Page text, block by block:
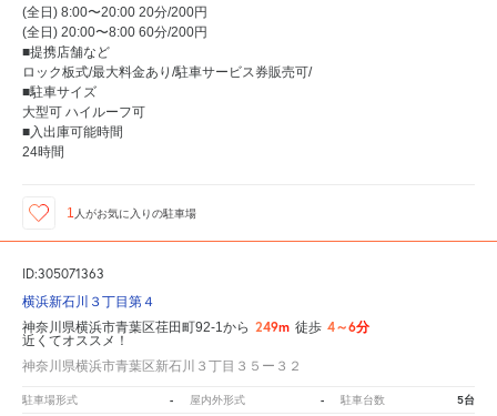
(全日) 8:00〜20:00 20分/200円
(全日) 20:00〜8:00 60分/200円
■提携店舗など
ロック板式/最大料金あり/駐車サービス券販売可/
■駐車サイズ
大型可 ハイルーフ可
■入出庫可能時間
24時間
1 人がお気に入りの駐車場
ID:305071363
横浜新石川３丁目第４
神奈川県横浜市青葉区荏田町92-1から 249m 徒歩 4～6分
近くてオススメ！
神奈川県横浜市青葉区新石川３丁目３５ー３２
駐車場形式 - 屋内外形式 - 駐車台数 5台